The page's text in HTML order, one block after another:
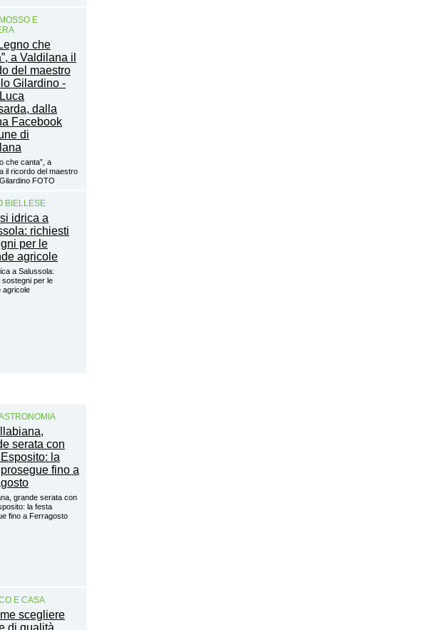
E
che canta”, a
il ricordo del maestro
FOTO
BIELLESE
a Salussola:
sostegni per le
agricole
grande serata con
la festa
fino a Ferragosto
E CASA